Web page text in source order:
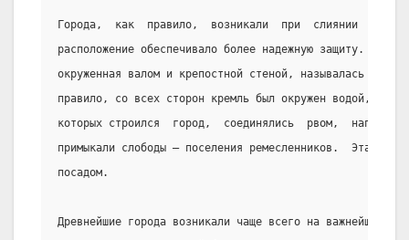
Города,  как  правило,  возникали  при  слиянии
расположение обеспечивало более надежную защиту.
окруженная валом и крепостной стеной, называлась
правило, со всех сторон кремль был окружен водой, так
которых строился  город,  соединялись  рвом,
примыкали слободы — поселения ремесленников.  Эта
посадом.
Древнейшие города возникали чаще всего на важнейших